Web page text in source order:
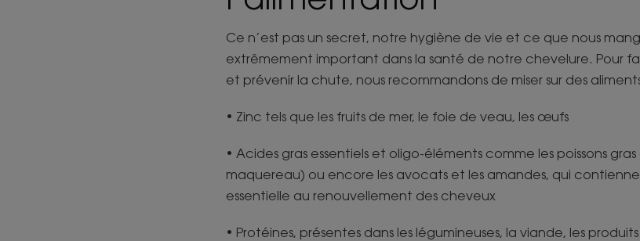
Ce n’est pas un secret, notre hygiène de vie et ce que nous
extrêmement important dans la santé de notre chevelure. Pour
et prévenir la chute, nous recommandons de miser sur des
• Zinc tels que les fruits de mer, le foie de veau, les œufs
• Acides gras essentiels et oligo-éléments comme les poissons
maquereau) ou encore les avocats et les amandes, qui
essentielle au renouvellement des cheveux
• Protéines, présentes dans les légumineuses, la viande, les produits